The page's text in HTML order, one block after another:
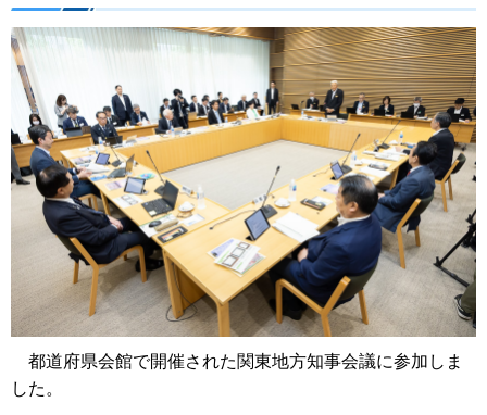
都道府県会館で開催された関東地方知事会議に参加しま
した。